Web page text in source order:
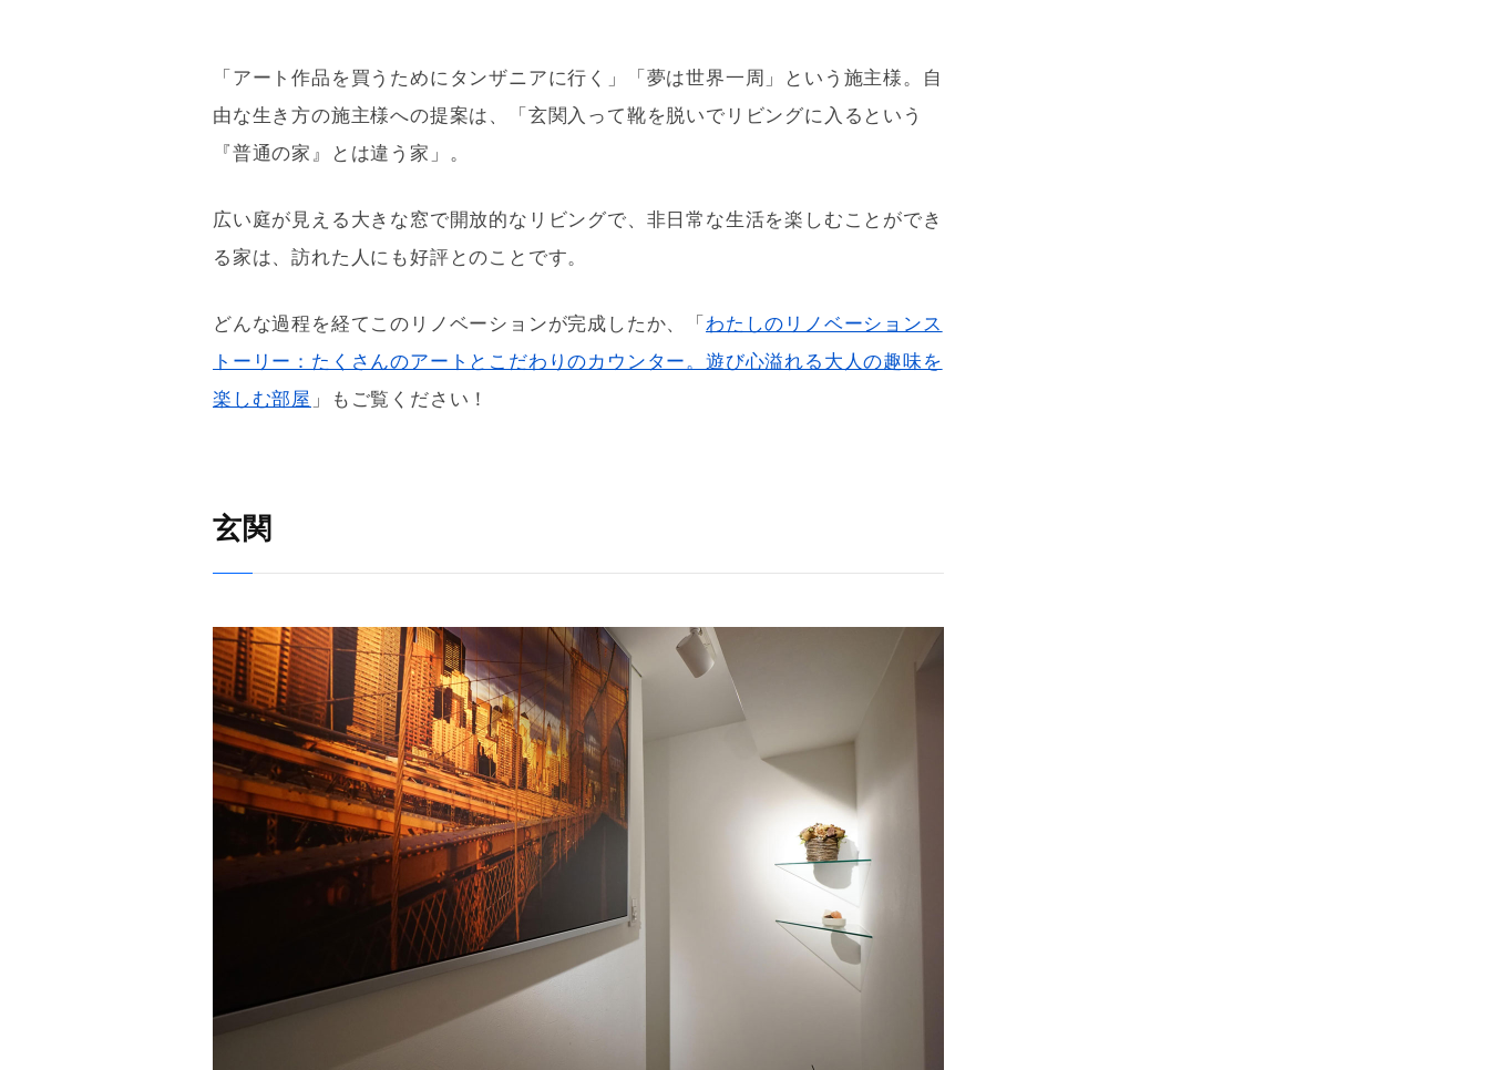
「アート作品を買うためにタンザニアに行く」「夢は世界一周」という施主様。自
由な生き方の施主様への提案は、「玄関入って靴を脱いでリビングに入るという
『普通の家』とは違う家」。
広い庭が見える大きな窓で開放的なリビングで、非日常な生活を楽しむことができ
る家は、訪れた人にも好評とのことです。
どんな過程を経てこの リノベーションが完成したか、「わたしのリノベーションス
トーリー：たくさんのアートとこだわりのカウンター。遊び心溢れる大人の趣味を
楽しむ部屋 」もご覧ください！
玄関